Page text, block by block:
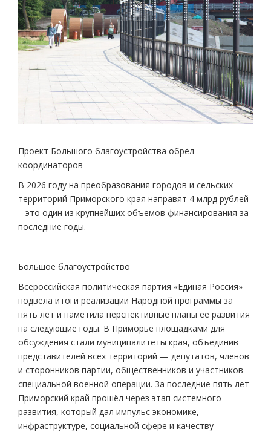
Проект Большого благоустройства обрёл
координаторов
В 2026 году на преобразования городов и сельских
территорий Приморского края направят 4 млрд рублей
– это один из крупнейших объемов финансирования за
последние годы.
Большое благоустройство
Всероссийская политическая партия «Единая Россия»
подвела итоги реализации Народной программы за
пять лет и наметила перспективные планы её развития
на следующие годы. В Приморье площадками для
обсуждения стали муниципалитеты края, объединив
представителей всех территорий — депутатов, членов
и сторонников партии, общественников и участников
специальной военной операции. За последние пять лет
Приморский край прошёл через этап системного
развития, который дал импульс экономике,
инфраструктуре, социальной сфере и качеству